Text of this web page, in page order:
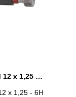
Gewinde-Grenzlehrdorn M 12 x 1,25 - 6H DIN 13
x 1,25 - 6H